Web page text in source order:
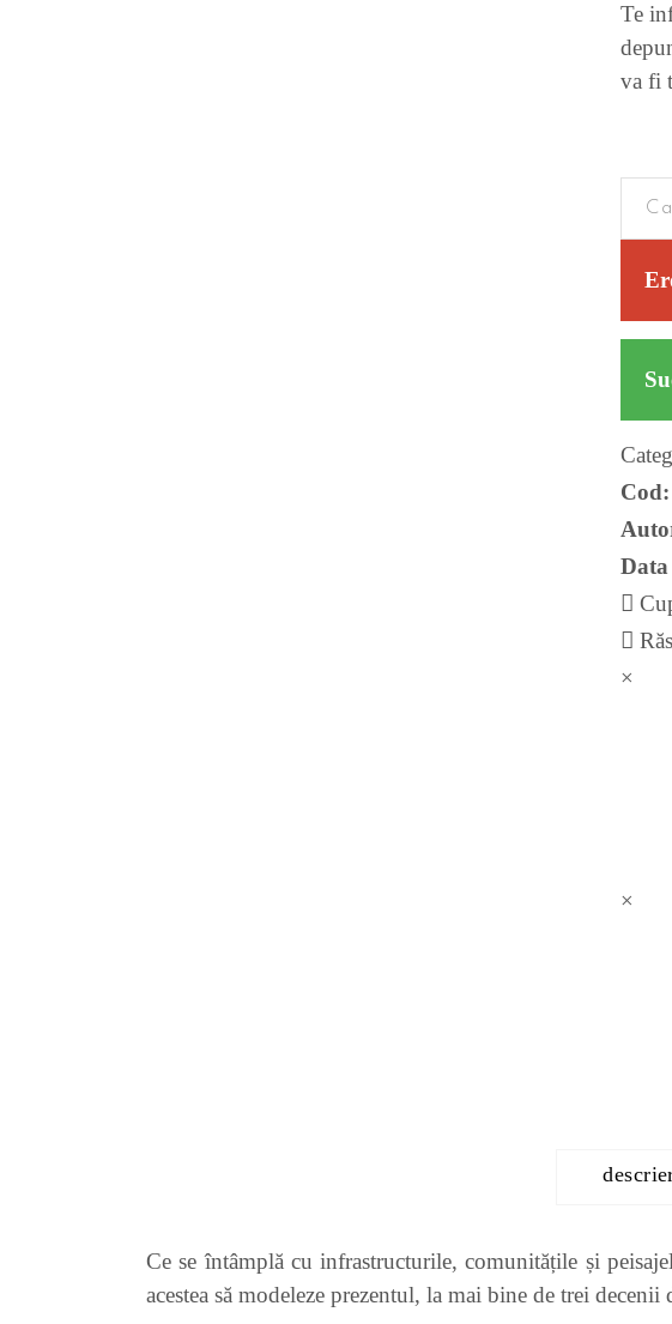
Te
va fi
Cod:
×
×
Ce se întâmplă cu infrastructurile, comunitățile și
acestea să modeleze prezentul, la mai bine de trei